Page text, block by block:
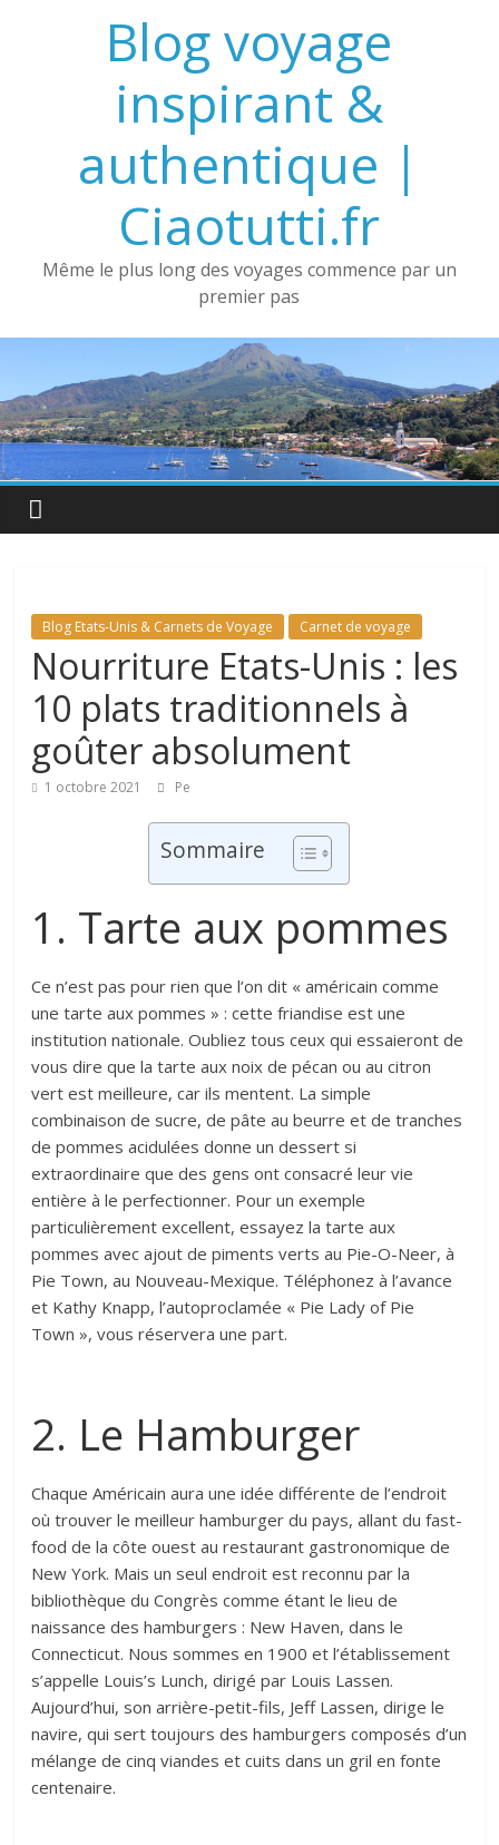
Blog voyage
inspirant &
authentique |
Ciaotutti.fr
Même le plus long des voyages commence par un
premier pas
Blog Etats-Unis & Carnets de Voyage Carnet de voyage
Nourriture Etats-Unis : les
10 plats traditionnels à
goûter absolument
1 octobre 2021 Pe
Sommaire
1. Tarte aux pommes
Ce n’est pas pour rien que l’on dit « américain comme
une tarte aux pommes » : cette friandise est une
institution nationale. Oubliez tous ceux qui essaieront de
vous dire que la tarte aux noix de pécan ou au citron
vert est meilleure, car ils mentent. La simple
combinaison de sucre, de pâte au beurre et de tranches
de pommes acidulées donne un dessert si
extraordinaire que des gens ont consacré leur vie
entière à le perfectionner. Pour un exemple
particulièrement excellent, essayez la tarte aux
pommes avec ajout de piments verts au Pie-O-Neer, à
Pie Town, au Nouveau-Mexique. Téléphonez à l’avance
et Kathy Knapp, l’autoproclamée « Pie Lady of Pie
Town », vous réservera une part.
2. Le Hamburger
Chaque Américain aura une idée différente de l’endroit
où trouver le meilleur hamburger du pays, allant du fast-
food de la côte ouest au restaurant gastronomique de
New York. Mais un seul endroit est reconnu par la
bibliothèque du Congrès comme étant le lieu de
naissance des hamburgers : New Haven, dans le
Connecticut. Nous sommes en 1900 et l’établissement
s’appelle Louis’s Lunch, dirigé par Louis Lassen.
Aujourd’hui, son arrière-petit-fils, Jeff Lassen, dirige le
navire, qui sert toujours des hamburgers composés d’un
mélange de cinq viandes et cuits dans un gril en fonte
centenaire.